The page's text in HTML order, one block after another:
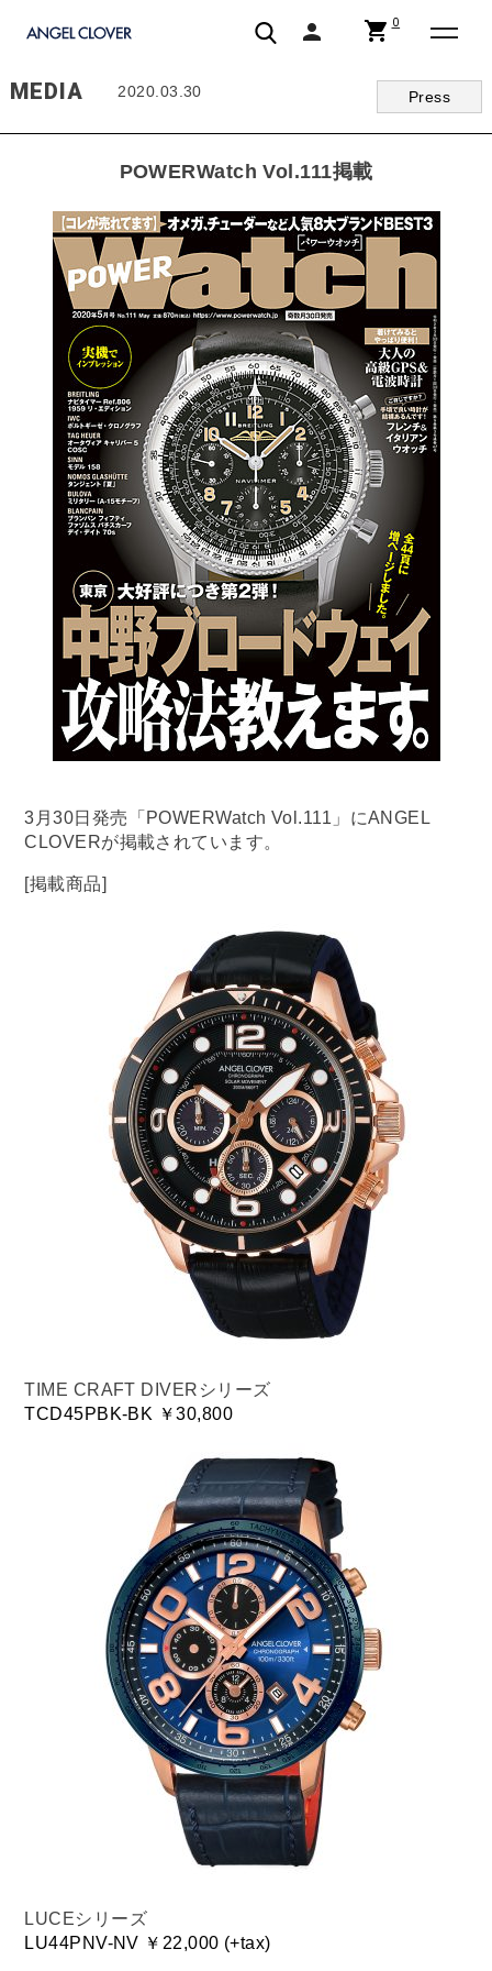
エンジェルクローバー | ANGEL CLOVER
person shopping_cart 0
MEDIA 2020.03.30 Press
POWERWatch Vol.111掲載
3月30日発売「POWERWatch Vol.111」にANGEL
CLOVERが掲載されています。
[掲載商品]
TIME CRAFT DIVERシリーズ
TCD45PBK-BK ￥30,800
LUCEシリーズ
LU44PNV-NV ￥22,000 (+tax)